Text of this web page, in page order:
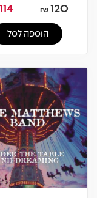
120
₪
114
הוספה לסל